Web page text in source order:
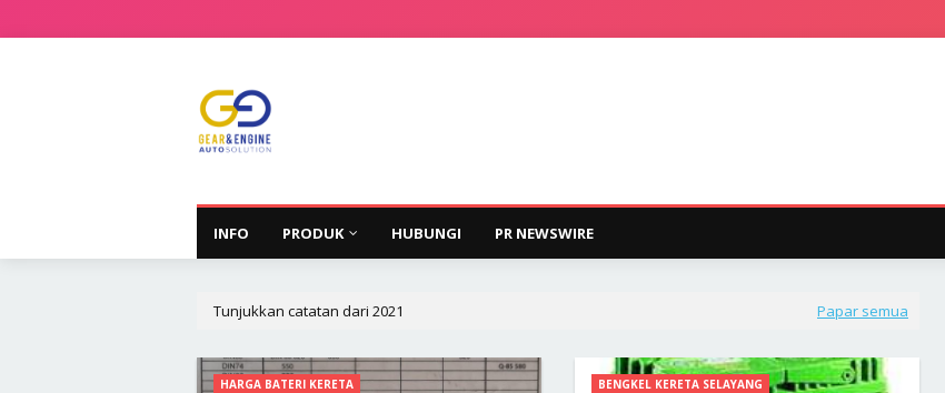
INFO PRODUK HUBUNGI PR NEWSWIRE
Tunjukkan catatan dari 2021 Papar semua
HARGA BATERI KERETA BENGKEL KERETA SELAYANG